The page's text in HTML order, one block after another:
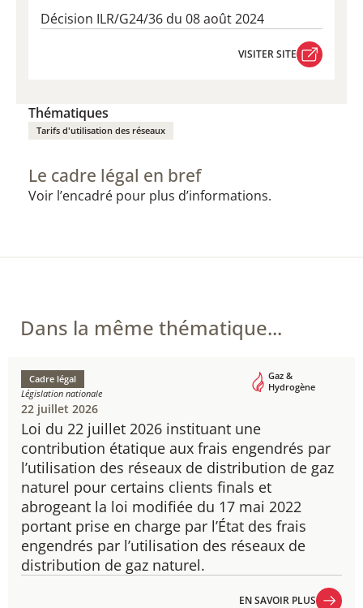
Décision ILR/G24/36 du 08 août 2024
VISITER SITE
Thématiques
Tarifs d'utilisation des réseaux
Le cadre légal en bref
Voir l’encadré pour plus d’informations.
Dans la même thématique...
Loi du 22 juillet 2026 instituant une
contribution étatique aux frais engendrés par
l’utilisation des réseaux de distribution de gaz
naturel pour certains clients finals et
abrogeant la loi modifiée du 17 mai 2022
portant prise en charge par l’État des frais
engendrés par l’utilisation des réseaux de
distribution de gaz naturel.
Cadre légal
Législation nationale
Gaz &
Hydrogène
22 juillet 2026
EN SAVOIR PLUS